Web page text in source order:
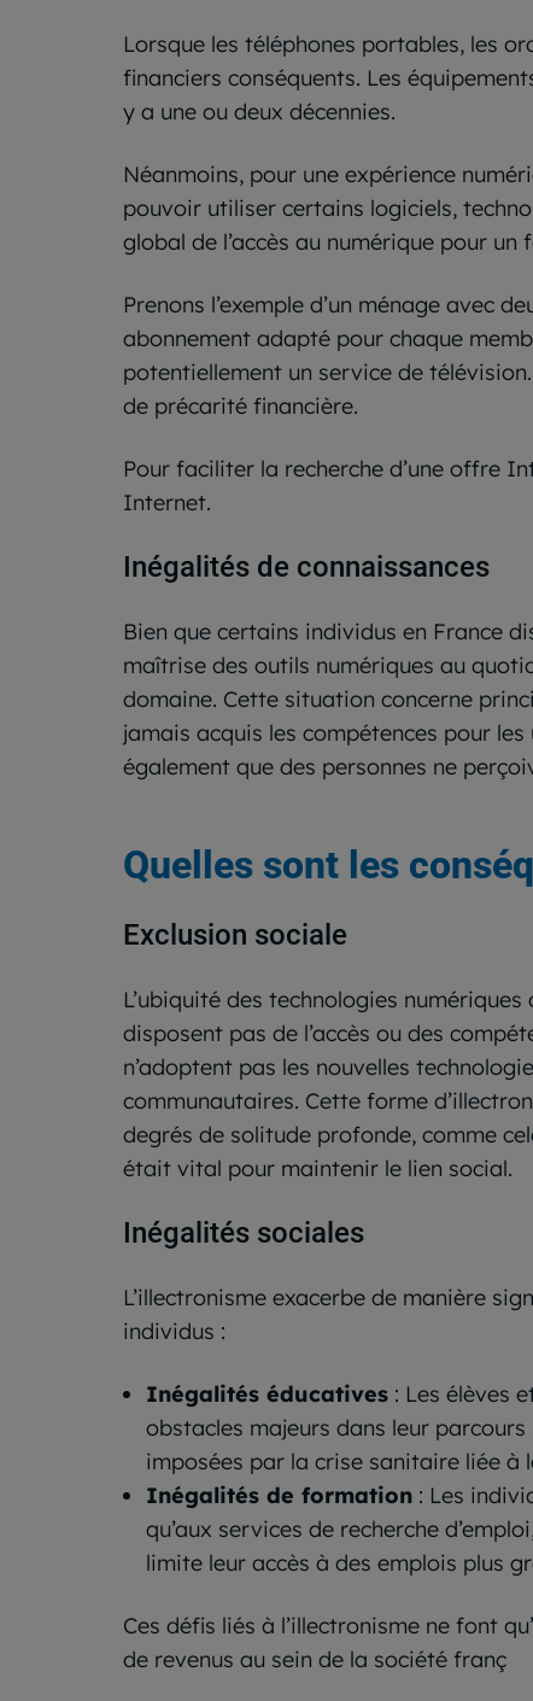
Lorsque les téléphones portables, les
financiers conséquents. Les
y a une ou deux décennies.
Néanmoins, pour une expérience
pouvoir utiliser certains logiciels,
global de l’accès au numérique pour
Prenons l’exemple d’un ménage avec
abonnement adapté pour chaque
potentiellement un service de
de précarité financière.
Pour faciliter la recherche d’une offre
Internet.
Inégalités de connaissances
Bien que certains individus en France
maîtrise des outils numériques au
domaine. Cette situation concerne
jamais acquis les compétences pour
également que des personnes ne
Quelles sont les
Exclusion sociale
L’ubiquité des technologies
disposent pas de l’accès ou des
n’adoptent pas les nouvelles
communautaires. Cette forme
degrés de solitude profonde, comme
était vital pour maintenir le lien social.
Inégalités sociales
L’illectronisme exacerbe de manière
individus :
Inégalités éducatives : Les élèves
obstacles majeurs dans leur
imposées par la crise sanitaire liée à
Inégalités de formation : Les
qu’aux services de recherche
limite leur accès à des emplois plus
Ces défis liés à l’illectronisme ne font
de revenus au sein de la société franç